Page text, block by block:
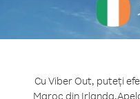
Cu Viber Out, puteți
Maroc din Irlanda.